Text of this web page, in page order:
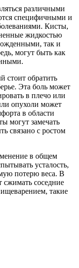
различными
специфичными и
Кисты,
жидкостью
так и
могут быть как
стоит обратить
Эта боль может
в плечо или
опухоли может
в области
могут замечать
связано с ростом
в общем
усталость,
потерю веса. В
сжимать соседние
такие